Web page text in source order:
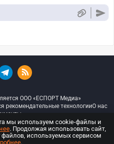
ООО «ЕСПОРТ Медиа»
рекомендательные технологииО нас
— Все права защищены
мы используем cookie-файлы и
. Продолжая использовать сайт,
файлов, используемых сервисом
.